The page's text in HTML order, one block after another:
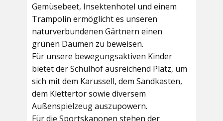
Gemüsebeet, Insektenhotel und einem
Trampolin ermöglicht es unseren
naturverbundenen Gärtnern einen
grünen Daumen zu beweisen.
Für unsere bewegungsaktiven Kinder
bietet derSchulhofausreichend Platz, um
sich mit dem Karussell, dem Sandkasten,
dem Klettertor sowie diversem
Außenspielzeug auszupowern.
Für die Sportskanonen stehen der